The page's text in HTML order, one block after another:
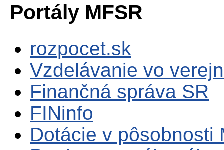
Portály MFSR
rozpocet.sk
Vzdelávanie vo
Finančná správa SR
FINinfo
Dotácie v pôsobnosti